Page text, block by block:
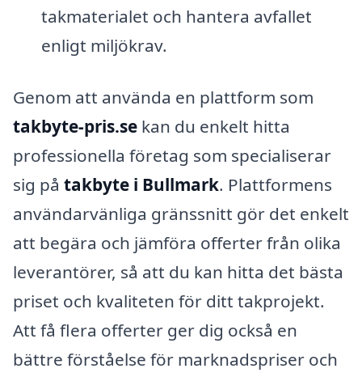
takmaterialet och hantera avfallet
enligt miljökrav.
Genom att använda en plattform som
takbyte-pris.se kan du enkelt hitta
professionella företag som specialiserar
sig på takbyte i Bullmark. Plattformens
användarvänliga gränssnitt gör det enkelt
att begära och jämföra offerter från olika
leverantörer, så att du kan hitta det bästa
priset och kvaliteten för ditt takprojekt.
Att få flera offerter ger dig också en
bättre förståelse för marknadspriser och